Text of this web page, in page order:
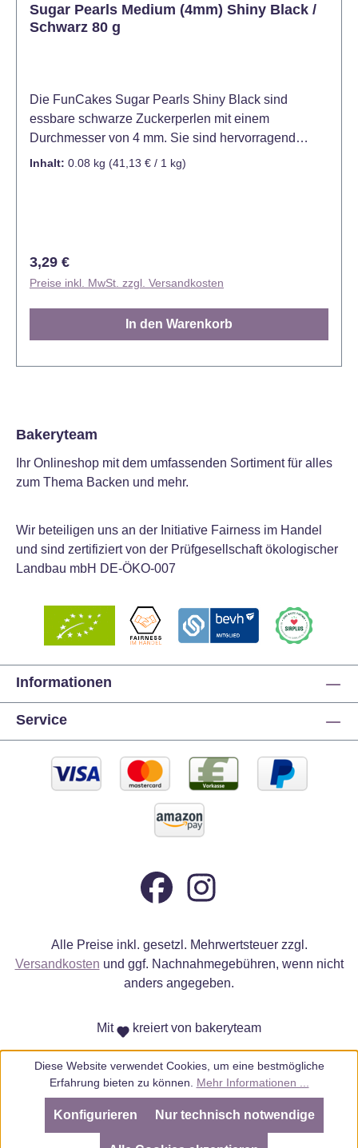
Sugar Pearls Medium (4mm) Shiny Black /
Schwarz 80 g
Die FunCakes Sugar Pearls Shiny Black sind
essbare schwarze Zuckerperlen mit einem
Durchmesser von 4 mm. Sie sind hervorragend
geeignet für das Dekorieren und Verzieren von
verschiedenen Größen und Farben erhältlich.
Verpackt in praktischer Streudose. Farbe: Glänzend
Schwarz Größe: 4 mm Inhalt: 80 Gramm. Lager:
Trocken lagern, zwischen 8° C - 24° C
Inhalt: 0.08 kg (41,13 € / 1 kg)
Regulärer Preis:
3,29 €
Preise inkl. MwSt. zzgl. Versandkosten
In den Warenkorb
Bakeryteam
Ihr Onlineshop mit dem umfassenden Sortiment für alles
zum Thema Backen und mehr.
Wir beteiligen uns an der Initiative Fairness im Handel
und sind zertifiziert von der Prüfgesellschaft ökologischer
Landbau mbH DE-ÖKO-007
Informationen
Service
Alle Preise inkl. gesetzl. Mehrwertsteuer zzgl.
Versandkosten und ggf. Nachnahmegebühren, wenn nicht
anders angegeben.
Mit kreiert von bakeryteam
Diese Website verwendet Cookies, um eine bestmögliche
Erfahrung bieten zu können. Mehr Informationen ...
Nur technisch notwendige
Konfigurieren
SEHR GUT